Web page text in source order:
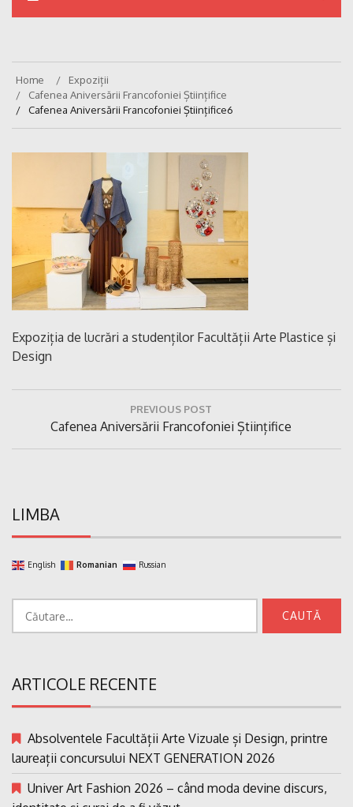
Home
Expoziții
Cafenea Aniversării Francofoniei Științifice
Cafenea Aniversării Francofoniei Științifice6
Expoziția de lucrări a studenților Facultății Arte Plastice și
Design
articole
PREVIOUS POST
Previous
Post:
Cafenea Aniversării Francofoniei Științifice
LIMBA
English Romanian Russian
ARTICOLE RECENTE
Absolventele Facultății Arte Vizuale și Design, printre
laureații concursului NEXT GENERATION 2026
Univer Art Fashion 2026 – când moda devine discurs,